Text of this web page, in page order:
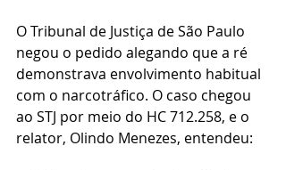
O Tribunal de Justiça de São Paulo
negou o pedido alegando que a ré
demonstrava envolvimento habitual
com o narcotráfico. O caso chegou
ao STJ por meio do HC 712.258, e o
relator, Olindo Menezes, entendeu: